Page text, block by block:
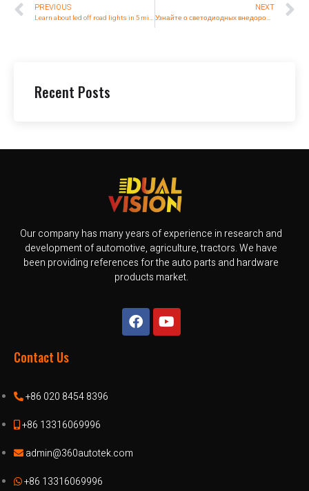
PREVIOUS
Learn about led off road lights in 5 minutes
NEXT
Узнайте о светодиодных внедорожных фонарях за 5 минут
Recent Posts
Our company has many years of experience in research and
development of automotive, agriculture, tractors. We have
been providing references for the auto parts and hardware
products market.
Contact Us
+86 020 8454 8396
+86 13316069996
admin@360autotek.com
+86 13316069996